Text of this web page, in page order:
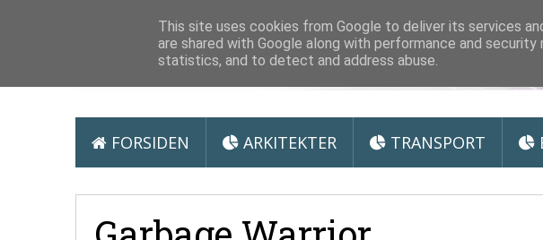
Arkitektur &
FORSIDEN ARKITEKTER TRANSPORT
This site uses cookies from Google to deliver its services
are shared with Google along with performance and
statistics, and to detect and address abuse.